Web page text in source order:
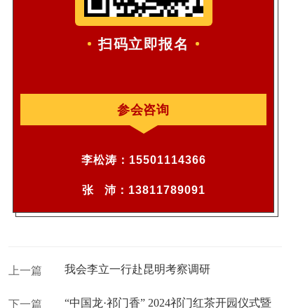
扫码立即报名
参会咨询
李松涛：15501114366
张 沛：13811789091
上一篇 我会李立一行赴昆明考察调研
下一篇
“中国龙·祁门香” 2024祁门红茶开园仪式暨